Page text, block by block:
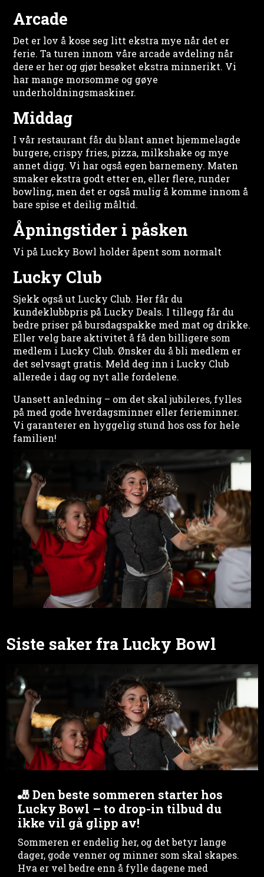
Arcade
Det er lov å kose seg litt ekstra mye når det er
ferie. Ta turen innom våre arcade avdeling når
dere er her og gjør besøket ekstra minnerikt. Vi
har mange morsomme og gøye
underholdningsmaskiner.
Middag
I vår restaurant får du blant annet hjemmelagde
burgere, crispy fries, pizza, milkshake og mye
annet digg. Vi har også egen barnemeny. Maten
smaker ekstra godt etter en, eller flere, runder
bowling, men det er også mulig å komme innom å
bare spise et deilig måltid.
Åpningstider i påsken
Vi på Lucky Bowl holder åpent som normalt
Lucky Club
Sjekk også ut Lucky Club. Her får du
kundeklubbpris på Lucky Deals. I tillegg får du
bedre priser på bursdagspakke med mat og drikke.
Eller velg bare aktivitet å få den billigere som
medlem i Lucky Club. Ønsker du å bli medlem er
det selvsagt gratis. Meld deg inn i Lucky Club
allerede i dag og nyt alle fordelene.
Uansett anledning – om det skal jubileres, fylles
på med gode hverdagsminner eller ferieminner.
Vi garanterer en hyggelig stund hos oss for hele
familien!
Siste saker fra Lucky Bowl
🎳 Den beste sommeren starter hos
Lucky Bowl – to drop-in tilbud du
ikke vil gå glipp av!
Sommeren er endelig her, og det betyr lange
dager, gode venner og minner som skal skapes.
Hva er vel bedre enn å fylle dagene med